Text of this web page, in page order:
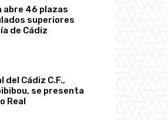
abre 46 plazas
superiores
de Cádiz
del Cádiz C.F.,
se presenta
Real